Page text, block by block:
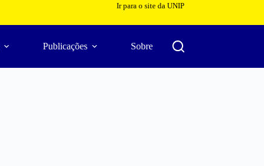
Ir para o site da UNIP
Publicações Sobre